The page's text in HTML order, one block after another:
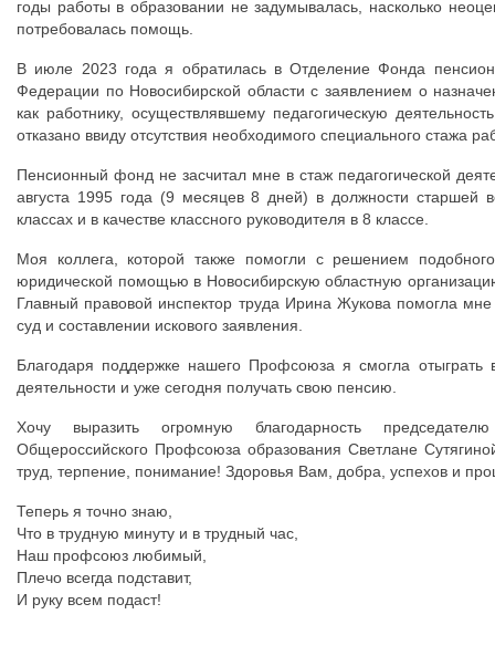
годы работы в образовании не задумывалась, насколько
потребовалась помощь.
В июле 2023 года я обратилась в Отделение Фонда
Федерации по Новосибирской области с заявлением о
как работнику, осуществлявшему педагогическую
отказано ввиду отсутствия необходимого специального стажа
Пенсионный фонд не засчитал мне в стаж педагогической
августа 1995 года (9 месяцев 8 дней) в должности старшей
классах и в качестве классного руководителя в 8 классе.
Моя коллега, которой также помогли с решением
юридической помощью в Новосибирскую областную
Главный правовой инспектор труда Ирина Жукова помогла
суд и составлении искового заявления.
Благодаря поддержке нашего Профсоюза я смогла отыграть
деятельности и уже сегодня получать свою пенсию.
Хочу выразить огромную благодарность
Общероссийского Профсоюза образования Светлане
труд, терпение, понимание! Здоровья Вам, добра, успехов и
Теперь я точно знаю,
Что в трудную минуту и в трудный час,
Наш профсоюз любимый,
Плечо всегда подставит,
И руку всем подаст!